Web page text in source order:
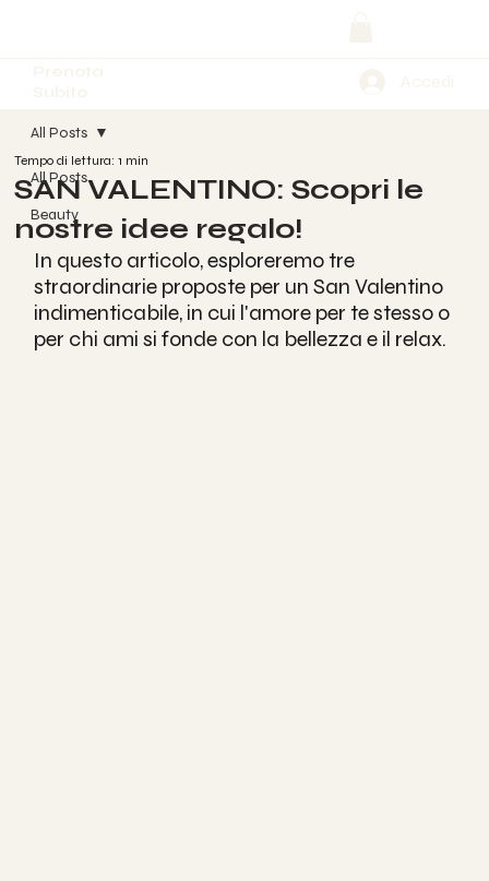
All Posts
Beauty
All Posts
SAN VALENTINO: Scopri le
nostre idee regalo!
Tempo di lettura: 1 min
In questo articolo, esploreremo tre
straordinarie proposte per un San Valentino
indimenticabile, in cui l'amore per te stesso o
per chi ami si fonde con la bellezza e il relax.